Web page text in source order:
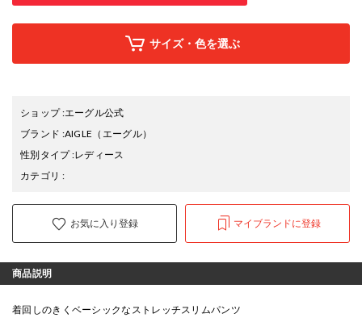
サイズ・色を選ぶ
ショップ:エーグル公式
ブランド :AIGLE （エーグル）
性別タイプ:レディース
カテゴリ :
お気に入り登録 マイブランドに登録
商品説明
着回しのきくベーシックなストレッチスリムパンツ